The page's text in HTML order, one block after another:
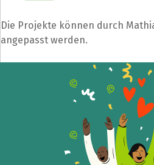
Die Projekte können durch
angepasst werden.